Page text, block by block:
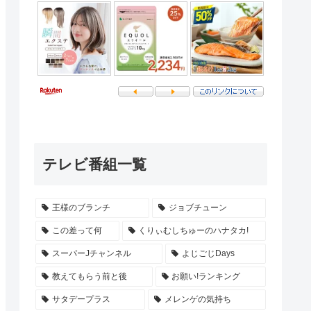
テレビ番組一覧
王様のブランチ ジョブチューン
この差って何 くりぃむしちゅーのハナタカ!
スーパーJチャンネル よじごじDays
教えてもらう前と後 お願い!ランキング
サタデープラス メレンゲの気持ち